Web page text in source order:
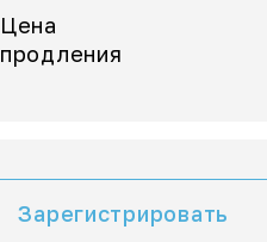
Цена
продления
Зарегистрировать